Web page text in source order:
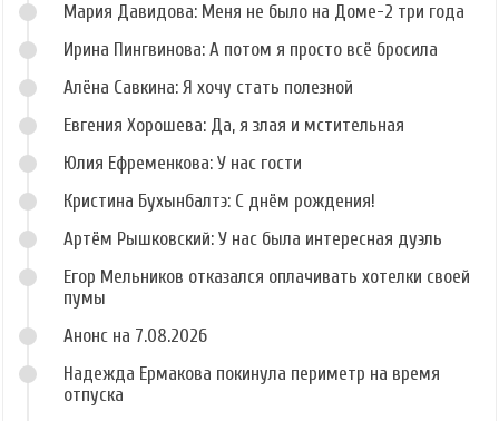
Мария Давидова: Меня не было на Доме-2 три года
Ирина Пингвинова: А потом я просто всё бросила
Алёна Савкина: Я хочу стать полезной
Евгения Хорошева: Да, я злая и мстительная
Юлия Ефременкова: У нас гости
Кристина Бухынбалтэ: С днём рождения!
Артём Рышковский: У нас была интересная дуэль
Егор Мельников отказался оплачивать хотелки своей
пумы
Анонс на 7.08.2026
Надежда Ермакова покинула периметр на время
отпуска